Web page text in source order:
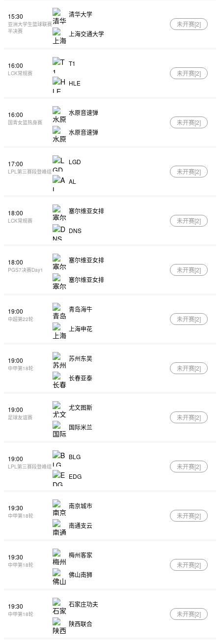
15:30
亚洲大学生篮球联赛
半决赛
清华大学
上海交通大学
未开赛[2]
16:00
LCK常规赛
T1
HLE
未开赛[2]
16:00
国青女篮热身赛
水原音速弹
水原音速弹
未开赛[2]
17:00
LPL第三赛段登峰组
LGD
AL
未开赛[2]
18:00
LCK常规赛
塞尔维亚女排
DNS
未开赛[2]
18:00
PGS7决赛Day1
塞尔维亚女排
塞尔维亚女排
未开赛[2]
19:00
中超第22轮
青岛海牛
上海申花
未开赛[2]
19:00
中甲第18轮
苏州东吴
长春亚泰
未开赛[2]
19:00
足球友谊赛
尤文图斯
国际米兰
未开赛[2]
19:00
LPL第三赛段登峰组
BLG
EDG
未开赛[2]
19:30
中甲第18轮
南京城市
南通支云
未开赛[2]
19:30
中甲第18轮
梅州客家
佛山南狮
未开赛[2]
19:30
中甲第18轮
石家庄功夫
陕西联合
未开赛[2]